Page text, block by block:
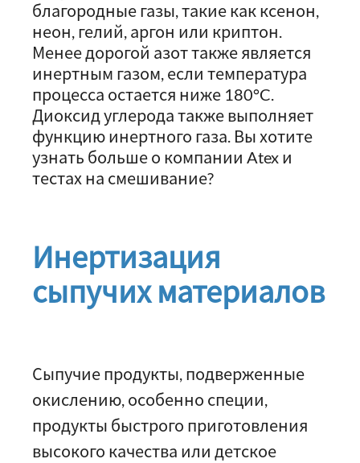
благородные газы, такие как ксенон,
неон, гелий, аргон или криптон.
Менее дорогой азот также является
инертным газом, если температура
процесса остается ниже 180°C.
Диоксид углерода также выполняет
функцию инертного газа. Вы хотите
узнать больше о компании Atex и
тестах на смешивание?
Инертизация
сыпучих материалов
Сыпучие продукты, подверженные
окислению, особенно специи,
продукты быстрого приготовления
высокого качества или детское